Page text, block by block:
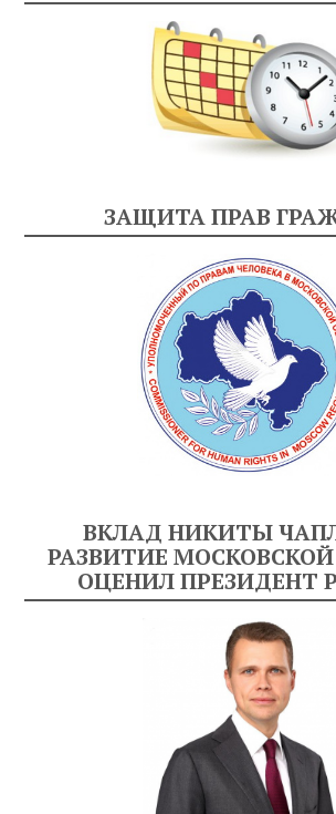
ЗАЩИТА ПРАВ
ВКЛАД НИКИТЫ
РАЗВИТИЕ
ОЦЕНИЛ ПРЕЗИДЕНТ